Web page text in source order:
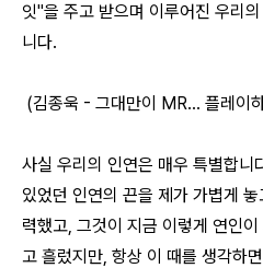
잇"을 주고 받으며 이루어진 우리
니다.
(김종욱 - 그대만이 MR... 플레이
사실 우리의 인연은 매우 특별합니
있었던 인연의 끈을 제가 가볍게
력했고, 그것이 지금 이렇게 연인
고 흘렀지만, 항상 이 때를 생각하